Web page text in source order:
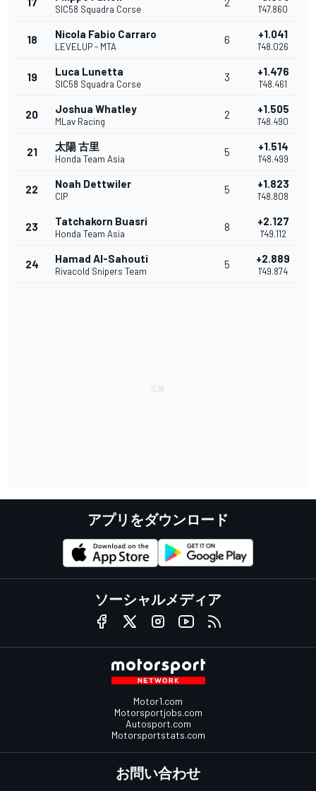
SIC58 Squadra Corse 1'47.860
18 Nicola Fabio Carraro
LEVELUP - MTA
6 +1.041
1'48.026
19 Luca Lunetta
SIC58 Squadra Corse
3 +1.476
1'48.461
20 Joshua Whatley
MLav Racing
2 +1.505
1'48.490
21 太陽 古里
Honda Team Asia
5 +1.514
1'48.499
22 Noah Dettwiler
CIP
5 +1.823
1'48.808
23 Tatchakorn Buasri
Honda Team Asia
8 +2.127
1'49.112
24 Hamad Al-Sahouti
Rivacold Snipers Team
5 +2.889
1'49.874
アプリをダウンロード
ソーシャルメディア
Motor1.com
Motorsportjobs.com
Autosport.com
Motorsportstats.com
お問い合わせ